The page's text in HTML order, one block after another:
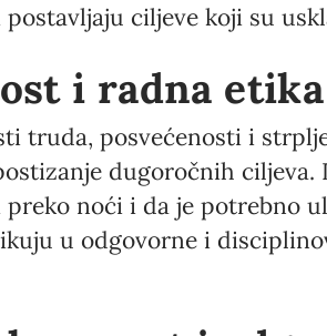
ciljeve koji su
i radna etika
truda, posvećenosti i
dugoročnih
noći i da je potrebno
u odgovorne i